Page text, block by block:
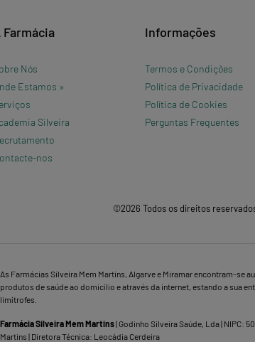
Farmácia
Nós
Estamos »
Silveira
nos
Informações
Termos e Condições
Política de Privacidade
Política de Cookies
Perguntas Frequentes
©2026 Todos os direitos
As Farmácias Silveira Mem Martins, Algarve e Miramar encontram-se
produtos de saúde ao domicílio e através da internet, estando a sua
limítrofes.
Farmácia Silveira Mem Martins| Godinho Silveira Saúde, Lda | NIPC:
Martins | Diretora Técnica: Leocádia Cerdeira